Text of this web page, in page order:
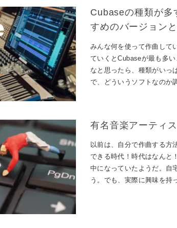
Cubaseの種類が多
すめのバージョン
みんな何を使って作曲して
ていくとCubaseが最も多
なと思ったら、種類がいっ
で、どういうソフトなのか
有名音楽アーティ
以前は、自分で作曲する方
できる時代！時代はなんと
中になっていたようだ。自
う。でも、実際に興味を持